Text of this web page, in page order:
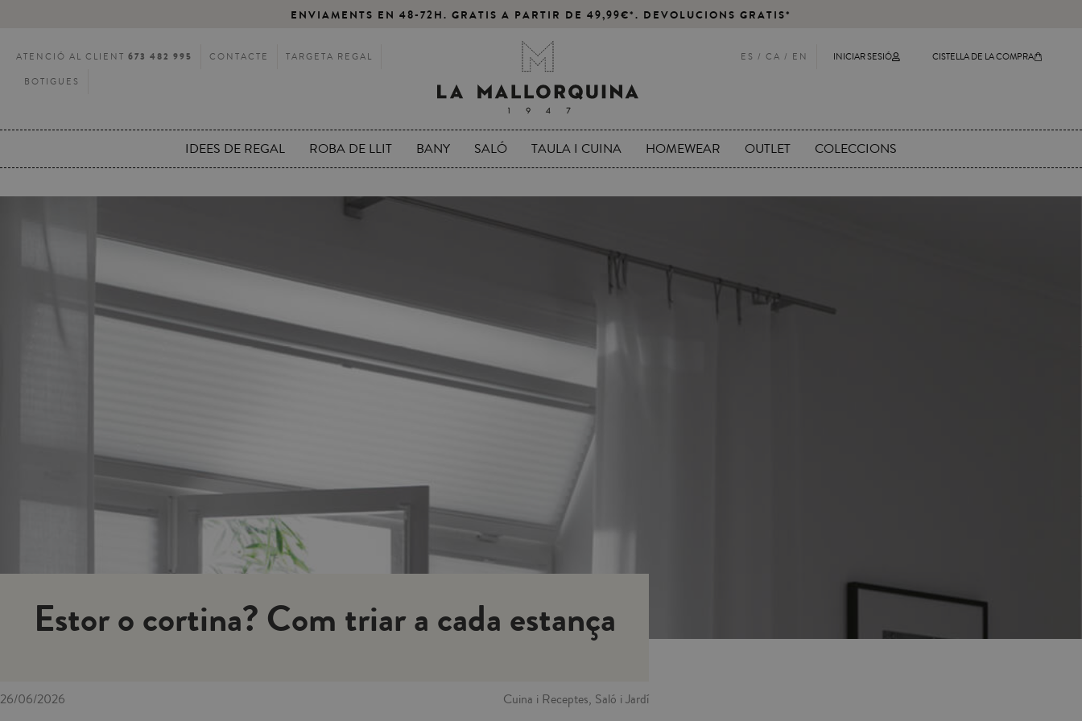
ENVIAMENTS EN 48-72H. GRATIS A PARTIR DE 49,99€*. DEVOLUCIONS GRATIS*
ATENCIÓ AL CLIENT 673 482 995 CONTACTE TARGETA REGAL
BOTIGUES
ES / CA / EN INICIAR SESIÓ CISTELLA DE LA COMPRA
IDEES DE REGAL ROBA DE LLIT BANY SALÓ TAULA I CUINA HOMEWEAR OUTLET COLECCIONS
Estor o cortina? Com triar a cada estança
26/06/2026 Cuina i Receptes, Saló i Jardí